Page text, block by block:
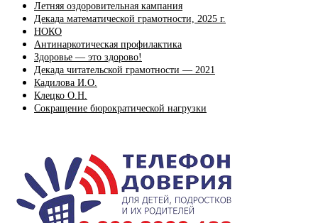
Летняя оздоровительная кампания
Декада математической грамотности, 2025 г.
НОКО
Антинаркотическая профилактика
Здоровье — это здорово!
Декада читательской грамотности — 2021
Кадилова И.О.
Клецко О.Н.
Сокращение бюрократической нагрузки